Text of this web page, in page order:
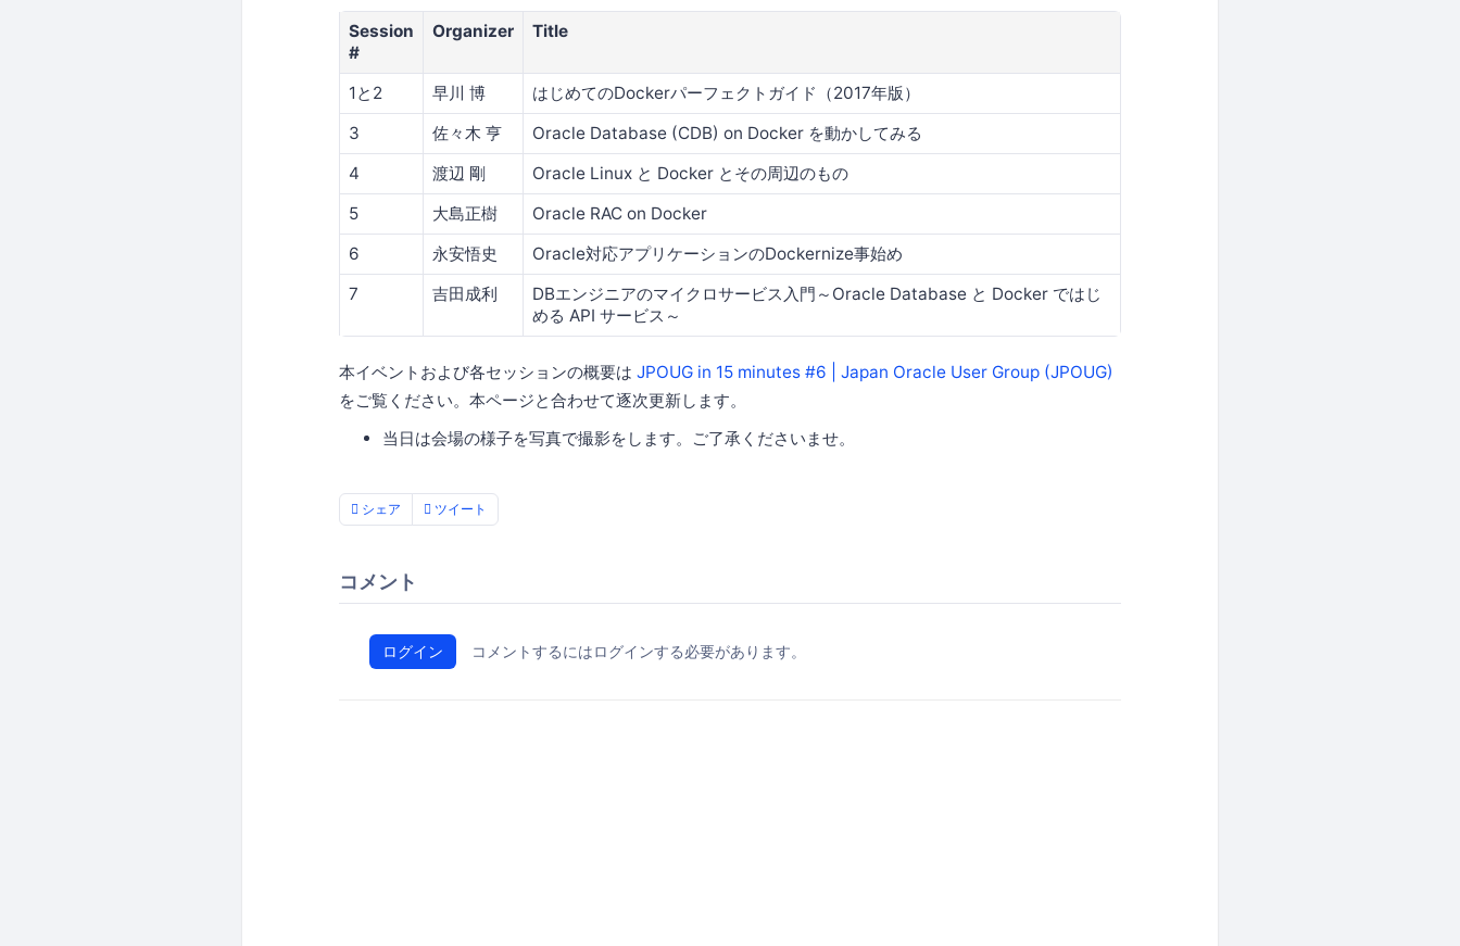
Session
#
Organizer Title
1と2 早川 博
はじめてのDockerパーフェクトガイド（2017年版）
3
佐々木 亨
Oracle Database (CDB) on Docker を動かしてみる
4
渡辺 剛
Oracle Linux と Docker とその周辺のもの
5
大島正樹
Oracle RAC on Docker
6
永安悟史
Oracle対応アプリケーションのDockernize事始め
7
吉田成利
DBエンジニアのマイクロサービス入門～Oracle Database と Docker ではじ
める API サービス～
本イベントおよび各セッションの概要は JPOUG in 15 minutes #6 | Japan Oracle User Group (JPOUG)
をご覧ください。本ページと合わせて逐次更新します。
当日は会場の様子を写真で撮影をします。ご了承くださいませ。
シェア ツイート
コメント
ログイン コメントするにはログインする必要があります。